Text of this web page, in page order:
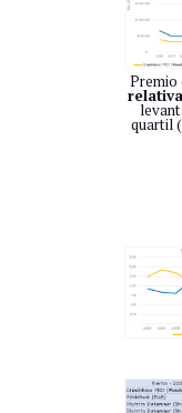
Premio
relativa
quartil